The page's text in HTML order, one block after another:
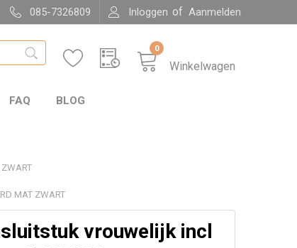
085-7326809 Inloggen of Aanmelden
Winkelwagen
0
FAQ BLOG
MAT ZWART
vrouwelijk incl